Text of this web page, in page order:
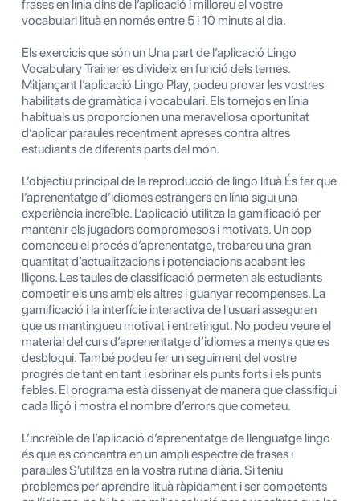
frases en línia dins de l’aplicació i milloreu el vostre
vocabulari lituà en només entre 5 i 10 minuts al dia.
Els exercicis que són un Una part de l’aplicació Lingo
Vocabulary Trainer es divideix en funció dels temes.
Mitjançant l’aplicació Lingo Play, podeu provar les vostres
habilitats de gramàtica i vocabulari. Els tornejos en línia
habituals us proporcionen una meravellosa oportunitat
d’aplicar paraules recentment apreses contra altres
estudiants de diferents parts del món.
L’objectiu principal de la reproducció de lingo lituà És fer que
l’aprenentatge d’idiomes estrangers en línia sigui una
experiència increïble. L’aplicació utilitza la gamificació per
mantenir els jugadors compromesos i motivats. Un cop
comenceu el procés d’aprenentatge, trobareu una gran
quantitat d’actualitzacions i potenciacions acabant les
lliçons. Les taules de classificació permeten als estudiants
competir els uns amb els altres i guanyar recompenses. La
gamificació i la interfície interactiva de l'usuari asseguren
que us mantingueu motivat i entretingut. No podeu veure el
material del curs d’aprenentatge d’idiomes a menys que es
desbloqui. També podeu fer un seguiment del vostre
progrés de tant en tant i esbrinar els punts forts i els punts
febles. El programa està dissenyat de manera que classifiqui
cada lliçó i mostra el nombre d’errors que cometeu.
L’increïble de l’aplicació d’aprenentatge de llenguatge lingo
és que es concentra en un ampli espectre de frases i
paraules S'utilitza en la vostra rutina diària. Si teniu
problemes per aprendre lituà ràpidament i ser competents